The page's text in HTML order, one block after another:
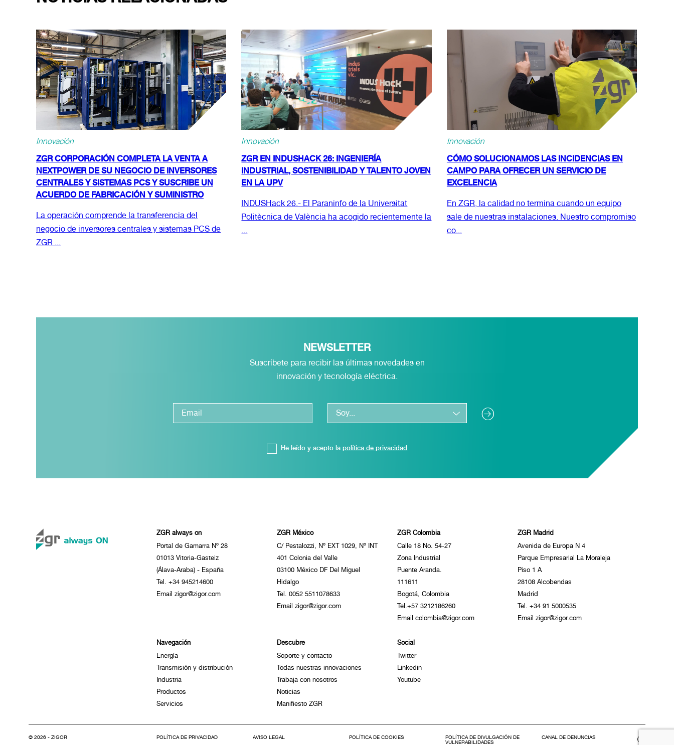
Innovación
ZGR CORPORACIÓN COMPLETA LA VENTA A
NEXTPOWER DE SU NEGOCIO DE INVERSORES
CENTRALES Y SISTEMAS PCS Y SUSCRIBE UN
ACUERDO DE FABRICACIÓN Y SUMINISTRO
La operación comprende la transferencia del
negocio de inversores centrales y sistemas PCS de
ZGR ...
Innovación
ZGR EN INDUSHACK 26: INGENIERÍA
INDUSTRIAL, SOSTENIBILIDAD Y TALENTO JOVEN
EN LA UPV
INDUSHack 26.- El Paraninfo de la Universitat
Politècnica de València ha acogido recientemente la
...
Innovación
CÓMO SOLUCIONAMOS LAS INCIDENCIAS EN
CAMPO PARA OFRECER UN SERVICIO DE
EXCELENCIA
En ZGR, la calidad no termina cuando un equipo
sale de nuestras instalaciones. Nuestro compromiso
co...
NEWSLETTER
Suscríbete para recibir las últimas novedades en
innovación y tecnología eléctrica.
He leído y acepto la política de privacidad
ZGR always on
Portal de Gamarra Nº 28
01013 Vitoria-Gasteiz
(Álava-Araba) - España
Tel. +34 945214600
Email zigor@zigor.com
ZGR México
C/ Pestalozzi, Nº EXT 1029, Nº INT
401 Colonia del Valle
03100 México DF Del Miguel
Hidalgo
Tel. 0052 5511078633
Email zigor@zigor.com
ZGR Colombia
Calle 18 No. 54-27
Zona Industrial
Puente Aranda.
111611
Bogotá, Colombia
Tel.+57 3212186260
Email colombia@zigor.com
ZGR Madrid
Avenida de Europa N 4
Parque Empresarial La Moraleja
Piso 1 A
28108 Alcobendas
Madrid
Tel. +34 91 5000535
Email zigor@zigor.com
Navegación
Energía
Transmisión y distribución
Industria
Productos
Servicios
Descubre
Soporte y contacto
Todas nuestras innovaciones
Trabaja con nosotros
Noticias
Manifiesto ZGR
Social
Twitter
Linkedin
Youtube
© 2026 - ZIGOR POLÍTICA DE PRIVACIDAD AVISO LEGAL POLÍTICA DE COOKIES
POLÍTICA DE DIVULGACIÓN DE
VULNERABILIDADES
CANAL DE DENUNCIAS